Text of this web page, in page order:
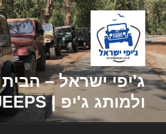
דילוג
לתוכן
ג'יפי ישראל –
ולמותג ג'יפ | ISRAEL JEEPS